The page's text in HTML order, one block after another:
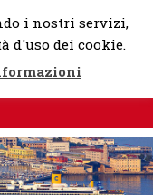
i nostri servizi,
d'uso dei cookie.